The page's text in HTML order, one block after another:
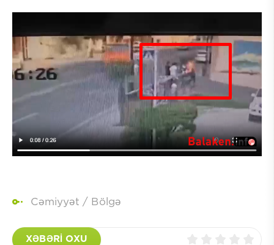
Cəmiyyət / Bölgə
XƏBƏRİ OXU